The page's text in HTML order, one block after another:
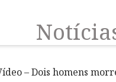
– Dois homens